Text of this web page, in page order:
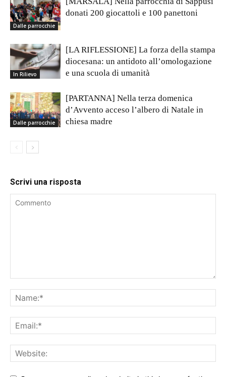
Dalle parrocchie
donati 200 giocattoli e 100 panettoni
In Rilievo
[LA RIFLESSIONE] La forza della stampa
diocesana: un antidoto all’omologazione
e una scuola di umanità
Dalle parrocchie
[PARTANNA] Nella terza domenica
d’Avvento acceso l’albero di Natale in
chiesa madre
Scrivi una risposta